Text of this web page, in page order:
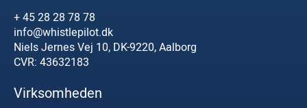
+ 45 28 28 78 78
info@whistlepilot.dk
Niels Jernes Vej 10, DK-9220, Aalborg
CVR: 43632183
Virksomheden